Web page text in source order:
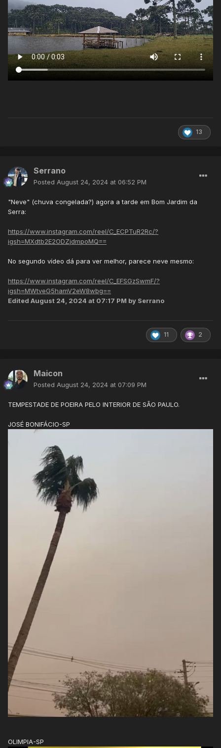
13
Serrano
Posted August 24, 2024 at 06:52 PM
"Neve" (chuva congelada?) agora a tarde em Bom Jardim da
Serra:
https://www.instagram.com/reel/C_ECPTuR2Rc/?
igsh=MXdtb2E2ODZjdmpoMQ==
No segundo vídeo dá para ver melhor, parece neve mesmo:
https://www.instagram.com/reel/C_EFSGzSwmF/?
igsh=MWtveG5hamV2eW8wbg==
Edited August 24, 2024 at 07:17 PM by Serrano
11 2
Maicon
Posted August 24, 2024 at 07:09 PM
TEMPESTADE DE POEIRA PELO INTERIOR DE SÃO PAULO.
JOSÉ BONIFÁCIO-SP
OLIMPIA-SP